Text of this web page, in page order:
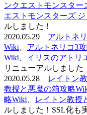
ンクエストモンスター
エストモンスターズ
ルしました！
2020.05.29 アルトネ
Wiki
アルトネリコ3
Wiki
イリスのアトリ
リニューアルしました
2020.05.28
レイトン
教授と悪魔の箱攻略
略Wiki
レイトン教授
ルしました！SSL化も